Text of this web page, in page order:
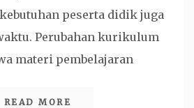
peserta didik juga
Perubahan kurikulum
materi pembelajaran
READ MORE